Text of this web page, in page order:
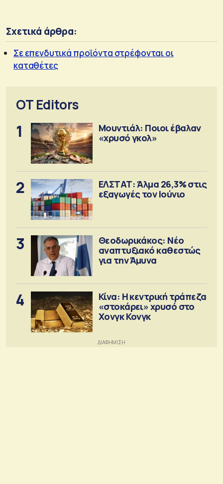
Σχετικά άρθρα:
Σε επενδυτικά προϊόντα στρέφονται οι
καταθέτες
OT Editors
1
Μουντιάλ: Ποιοι έβαλαν
«χρυσό γκολ»
2
ΕΛΣΤΑΤ: Άλμα 26,3% στις
εξαγωγές τον Ιούνιο
3
Θεοδωρικάκος: Νέο
αναπτυξιακό καθεστώς
για την Άμυνα
4
Κίνα: Η κεντρική τράπεζα
«στοκάρει» χρυσό στο
Χονγκ Κονγκ